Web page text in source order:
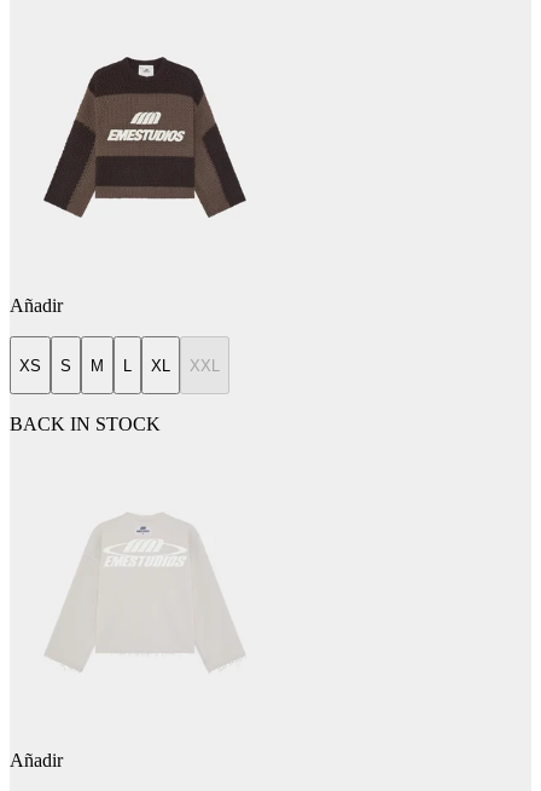
Añadir
XS S M XL XXL
BACK IN STOCK
Añadir